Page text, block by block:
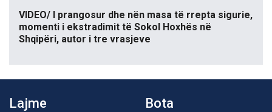
VIDEO/ I prangosur dhe nën masa të rrepta sigurie,
momenti i ekstradimit të Sokol Hoxhës në
Shqipëri, autor i tre vrasjeve
Lajme Bota